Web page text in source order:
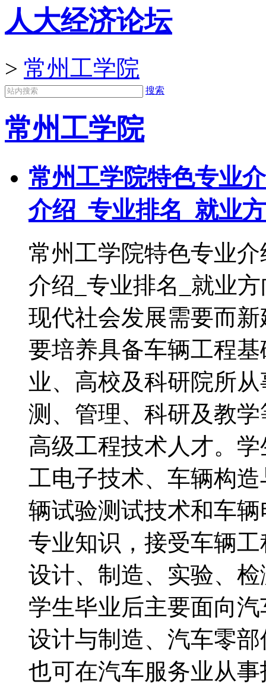
人大经济论坛
> 常州工学院
搜索
常州工学院
常州工学院特色专业
介绍_专业排名_就业
常州工学院特色专业
介绍_专业排名_就业
现代社会发展需要而
要培养具备车辆工程
业、高校及科研院所
测、管理、科研及教
高级工程技术人才。
工电子技术、车辆构
辆试验测试技术和车
专业知识，接受车辆
设计、制造、实验、
学生毕业后主要面向
设计与制造、汽车零
也可在汽车服务业从